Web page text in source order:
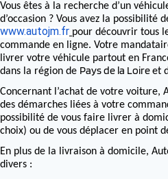
Vous êtes à la recherche d’un
d’occasion ? Vous avez la possibilité
www.autojm.fr pour découvrir tous
commande en ligne. Votre
livrer votre véhicule partout en
dans la région de Pays de la Loireet
Concernant l’achat de votre voiture,
des démarches liées à votre
possibilité de vous faire livrer à
choix) ou de vous déplacer en point
En plus de la livraison à domicile,
divers :